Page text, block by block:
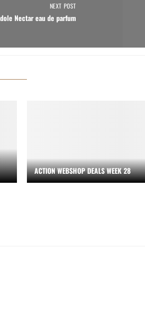
NEXT POST
Nectar eau de parfum
ACTION WEBSHOP DEALS WEEK 28